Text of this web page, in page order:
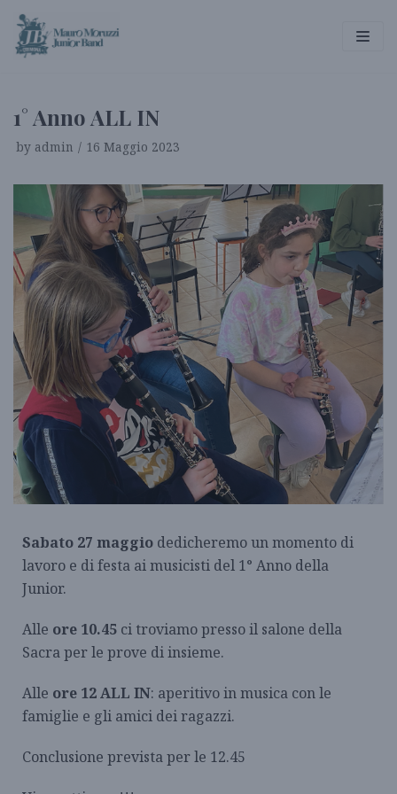
Vai
al
1° Anno ALL IN
by admin 16 Maggio 2023
Sabato 27 maggio dedicheremo un momento di
lavoro e di festa ai musicisti del 1° Anno della
Junior.
Alle ore 10.45 ci troviamo presso il salone della
Sacra per le prove di insieme.
Alle ore 12 ALL IN: aperitivo in musica con le
famiglie e gli amici dei ragazzi.
Conclusione prevista per le 12.45